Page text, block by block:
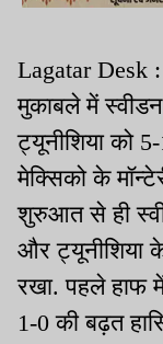
Lagatar Desk
मुकाबले में
ट्यूनीशिया को
मेक्सिको के
शुरुआत से ही
और ट्यूनीशिया
रखा. पहले हाफ
1-0 की बढ़त